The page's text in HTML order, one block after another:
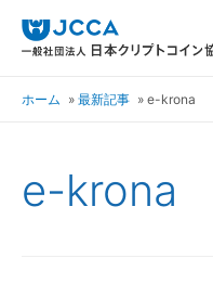
ホーム 最新記事 e-krona
e-krona